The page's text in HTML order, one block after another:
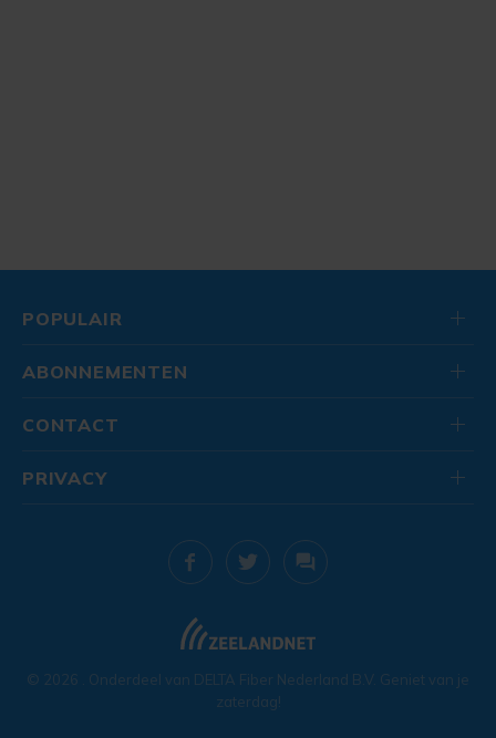
POPULAIR
ABONNEMENTEN
CONTACT
© 2026 . Onderdeel van DELTA Fiber Nederland B.V. Geniet van je
zaterdag!
PRIVACY